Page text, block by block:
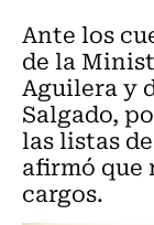
Ante los
de la
Aguilera y
Salgado,
las listas
afirmó que
cargos.